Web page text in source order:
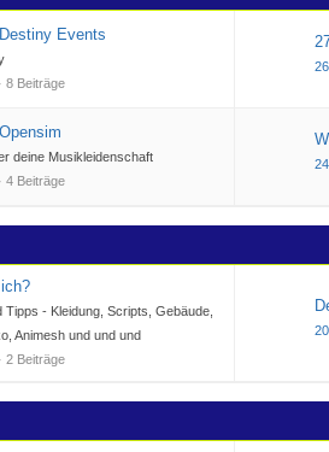
Events
8 Beiträge
deine Musikleidenschaft
4 Beiträge
Tipps - Kleidung, Scripts, Gebäude,
Animesh und und und
2 Beiträge